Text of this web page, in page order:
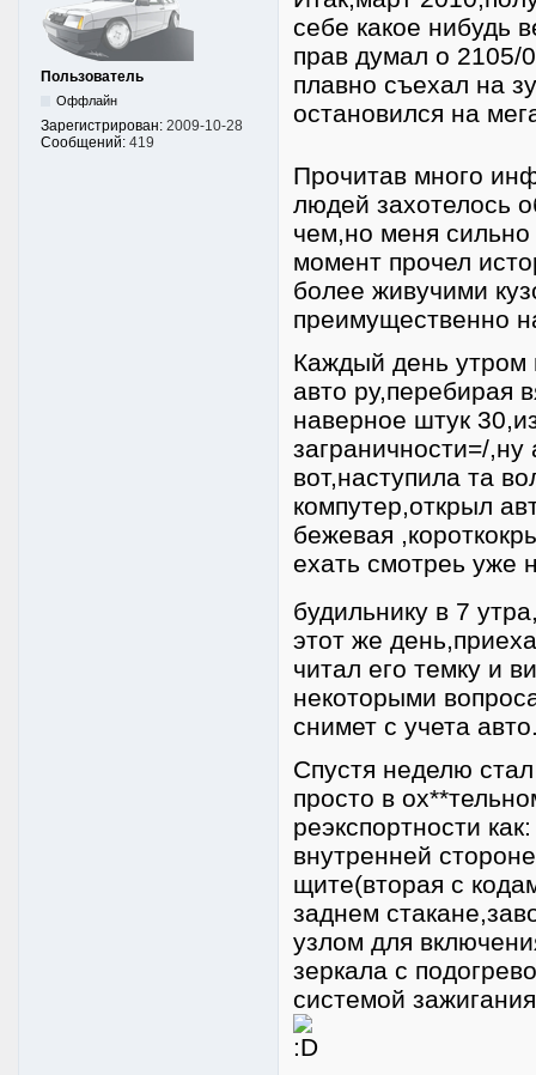
Пользователь
Оффлайн
Зарегистрирован: 2009-10-28
Сообщений: 419
себе какое нибудь
прав думал о 2105/
плавно съехал на
остановился на
Прочитав много
людей захотелось
чем,но меня
момент прочел
более живучими
преимущественно
Каждый день утром
авто ру,перебирая
наверное штук
заграничности=/
вот,наступила та
компутер,открыл
бежевая
ехать смотреь уже
будильнику в 7
этот же
читал его темку и
некоторыми
снимет с учета
Спустя неделю
просто в
реэкспортности
внутренней
щите(вторая с
заднем
узлом для
зеркала с
системой